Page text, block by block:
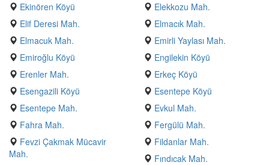
Ekinören Köyü
Elekkozu Mah.
Elif Deresi Mah.
Elmacık Mah.
Elmacuk Mah.
Emirli Yaylası Mah.
Emiroğlu Köyü
Engilekin Köyü
Erenler Mah.
Erkeç Köyü
Esengazili Köyü
Esentepe Köyü
Esentepe Mah.
Evkul Mah.
Fahra Mah.
Fergülü Mah.
Fevzi Çakmak Mücavir
Mah.
Fildanlar Mah.
Fındıcak Mah.